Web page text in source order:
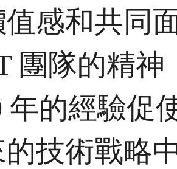
感和共同
團隊的精神
年的經驗促
技術戰略